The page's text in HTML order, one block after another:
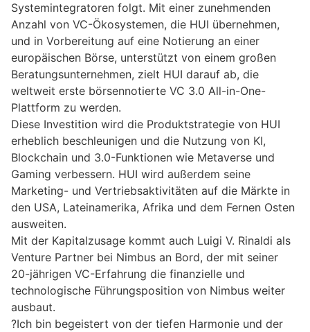
Systemintegratoren folgt. Mit einer zunehmenden
Anzahl von VC-Ökosystemen, die HUI übernehmen,
und in Vorbereitung auf eine Notierung an einer
europäischen Börse, unterstützt von einem großen
Beratungsunternehmen, zielt HUI darauf ab, die
weltweit erste börsennotierte VC 3.0 All-in-One-
Plattform zu werden.
Diese Investition wird die Produktstrategie von HUI
erheblich beschleunigen und die Nutzung von KI,
Blockchain und 3.0-Funktionen wie Metaverse und
Gaming verbessern. HUI wird außerdem seine
Marketing- und Vertriebsaktivitäten auf die Märkte in
den USA, Lateinamerika, Afrika und dem Fernen Osten
ausweiten.
Mit der Kapitalzusage kommt auch Luigi V. Rinaldi als
Venture Partner bei Nimbus an Bord, der mit seiner
20-jährigen VC-Erfahrung die finanzielle und
technologische Führungsposition von Nimbus weiter
ausbaut.
?Ich bin begeistert von der tiefen Harmonie und der